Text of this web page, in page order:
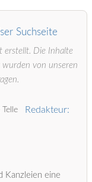
Suchseite
erstellt. Die Inhalte
von unseren
Redakteur:
Kanzleien eine